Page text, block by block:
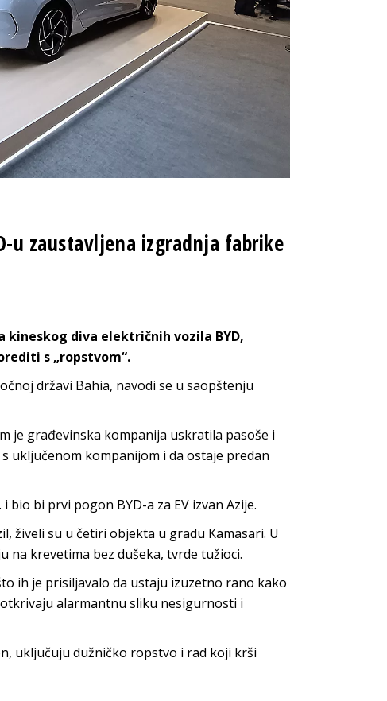
u zaustavljena izgradnja fabrike
diva električnih vozila BYD,
s „ropstvom“.
državi Bahia, navodi se u saopštenju
je građevinska kompanija uskratila pasoše i
uključenom kompanijom i da ostaje predan
bi prvi pogon BYD-a za EV izvan Azije.
živeli su u četiri objekta u gradu Kamasari. U
na krevetima bez dušeka, tvrde tužioci.
ih je prisiljavalo da ustaju izuzetno rano kako
alarmantnu sliku nesigurnosti i
uključuju dužničko ropstvo i rad koji krši